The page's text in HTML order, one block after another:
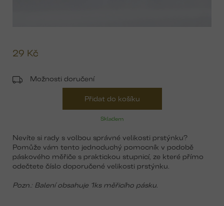
29 Kč
Skladem
Možnosti doručení
Přidat do košíku
Nevíte si rady s volbou správné velikosti prstýnku?
Pomůže vám tento jednoduchý pomocník v podobě
páskového měřiče s praktickou stupnicí, ze které přímo
odečtete číslo doporučené velikosti prstýnku.
Pozn.: Balení obsahuje 1ks měřicího pásku.